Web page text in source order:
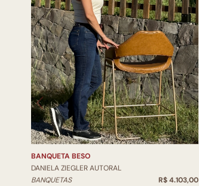
BANQUETA BESO
DANIELA ZIEGLER AUTORAL
BANQUETAS
R$ 4.103,00